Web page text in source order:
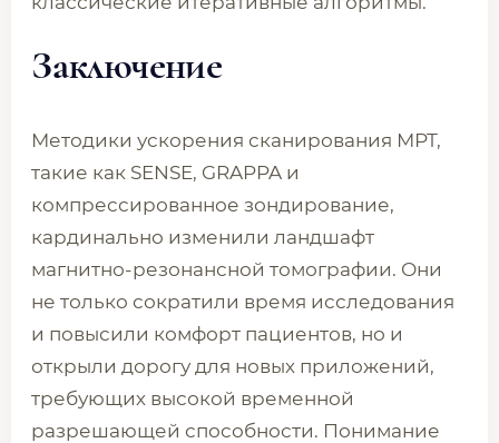
Заключение
Методики ускорения сканирования МРТ,
такие как SENSE, GRAPPA и
компрессированное зондирование,
кардинально изменили ландшафт
магнитно-резонансной томографии. Они
не только сократили время исследования
и повысили комфорт пациентов, но и
открыли дорогу для новых приложений,
требующих высокой временной
разрешающей способности. Понимание